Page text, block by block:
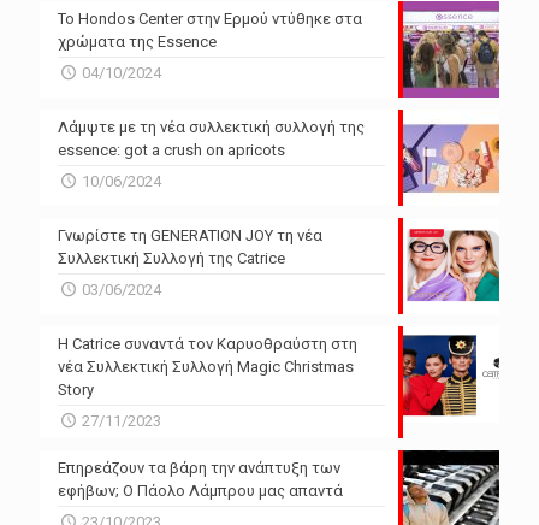
Το Hondos Center στην Ερμού ντύθηκε στα
χρώματα της Essence
04/10/2024
Λάμψτε με τη νέα συλλεκτική συλλογή της
essence: got a crush on apricots
10/06/2024
Γνωρίστε τη GENERATION JOY τη νέα
Συλλεκτική Συλλογή της Catrice
03/06/2024
Η Catrice συναντά τον Καρυοθραύστη στη
νέα Συλλεκτική Συλλογή Magic Christmas
Story
27/11/2023
Επηρεάζουν τα βάρη την ανάπτυξη των
εφήβων; Ο Πάολο Λάμπρου μας απαντά